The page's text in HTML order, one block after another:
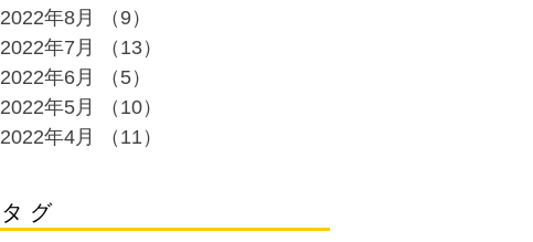
2022年8月
（9）
2022年7月
（13）
2022年6月
（5）
2022年5月
（10）
2022年4月
（11）
タ グ